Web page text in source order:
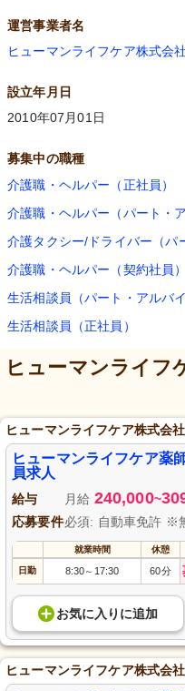
運営事業者名
ヒューマンライフケア株式会社
設立年月日
2010年07月01日
募集中の職種
介護職・ヘルパー（正社員）
介護職・ヘルパー（パート・
介護タクシー/ドライバー（パ
介護職・ヘルパー（契約社員）
生活相談員（パート・アルバイ
生活相談員（正社員）
ヒューマンライフ
ヒューマンライフケア株式会社
ヒューマンライフケア薬
員求人
給与 月給 240,000~
応募要件必須: 自動車免許 ※
就業時間 休憩
日勤 8:30～ 17:30 60分
お気に入り に追加
ヒューマンライフケア株式会社